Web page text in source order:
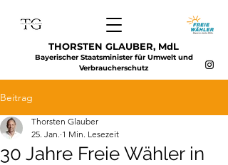
THORSTEN GLAUBER, MdL
Bayerischer Staatsminister für Umwelt und
Verbraucherschutz
Beitrag
30 Jahre Freie Wähler in
Thorsten Glauber
25. Jan. 1 Min. Lesezeit